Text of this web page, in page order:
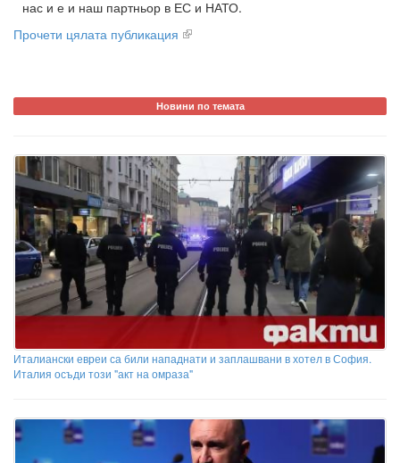
нас и е и наш партньор в ЕС и НАТО.
Прочети цялата публикация
Новини по темата
Италиански евреи са били нападнати и заплашвани в хотел в София.
Италия осъди този "акт на омраза"